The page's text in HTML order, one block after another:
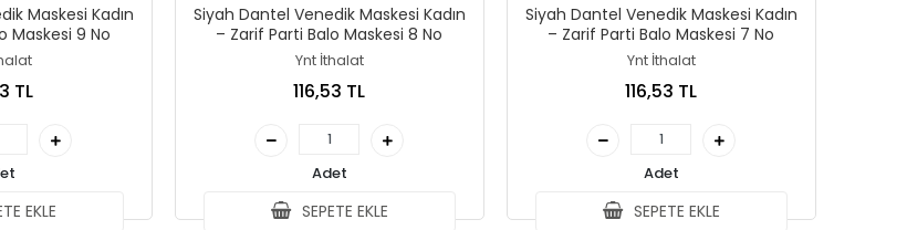
Maskesi Kadın
Parti Balo Maskesi 9 No
TL
EKLE
Siyah Dantel Venedik Maskesi Kadın
– Zarif Parti Balo Maskesi 8 No
Ynt İthalat
116,53 TL
Adet
SEPETE EKLE
Siyah Dantel Venedik Maskesi Kadın
– Zarif Parti Balo Maskesi 7 No
Ynt İthalat
116,53 TL
Adet
SEPETE EKLE